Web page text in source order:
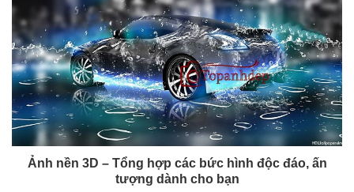
Ảnh nền 3D – Tổng hợp các bức hình độc đáo, ấn
tượng dành cho bạn